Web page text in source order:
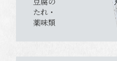
たれ・
薬味類